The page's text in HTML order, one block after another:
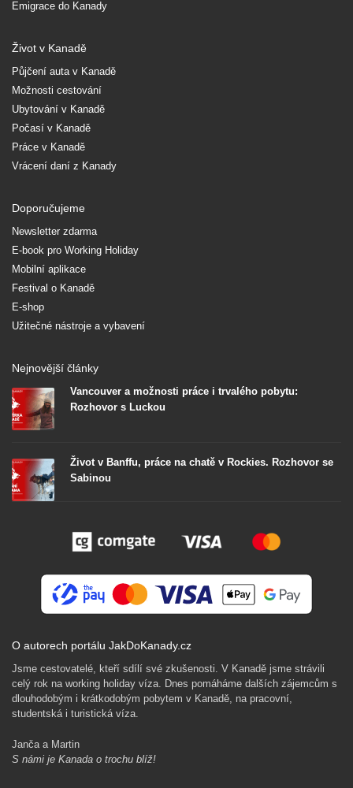
Emigrace do Kanady
Život v Kanadě
Půjčení auta v Kanadě
Možnosti cestování
Ubytování v Kanadě
Počasí v Kanadě
Práce v Kanadě
Vrácení daní z Kanady
Doporučujeme
Newsletter zdarma
E-book pro Working Holiday
Mobilní aplikace
Festival o Kanadě
E-shop
Užitečné nástroje a vybavení
Nejnovější články
Vancouver a možnosti práce i trvalého pobytu:
Rozhovor s Luckou
Život v Banffu, práce na chatě v Rockies. Rozhovor se
Sabinou
O autorech portálu JakDoKanady.cz
Jsme cestovatelé, kteří sdílí své zkušenosti. V Kanadě jsme strávili
celý rok na working holiday víza. Dnes pomáháme dalších zájemcům s
dlouhodobým i krátkodobým pobytem v Kanadě, na pracovní,
studentská i turistická víza.
Janča a Martin
S námi je Kanada o trochu blíž!